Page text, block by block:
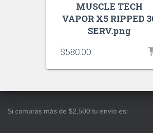
MUSCLE TECH
VAPOR X5 RIPPED
SERV.png
$580.00
Si compras más de $2,500 tu envío es: